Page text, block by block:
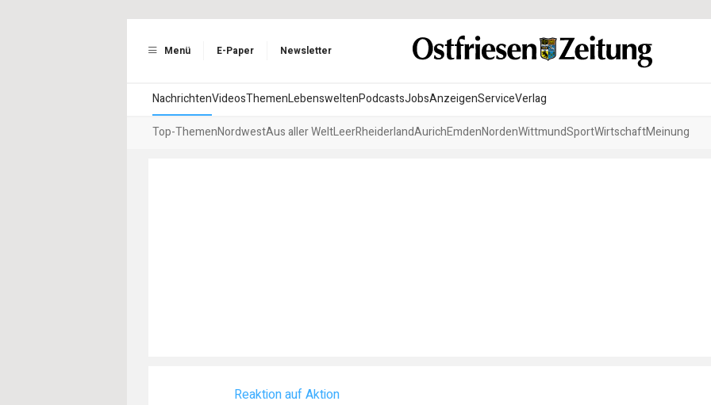
Menü E-Paper Newsletter
NachrichtenVideosThemenLebensweltenPodcastsJobsAnzeigenServiceVerlag
Top-ThemenNordwestAus aller WeltLeerRheiderlandAurichEmdenNordenWittmundSportWirtschaftMeinung
Reaktion auf Aktion